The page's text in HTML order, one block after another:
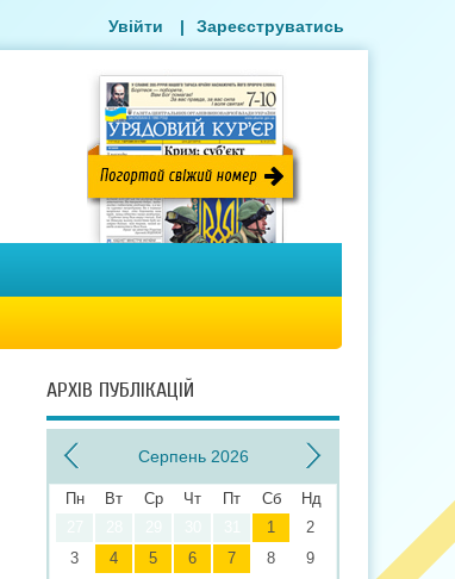
Увійти | Зареєструватись
АРХІВ ПУБЛІКАЦІЙ
Серпень 2026
Пн Вт Ср Чт Пт Сб
Нд
1
2
3
4 5 6 7 8
9